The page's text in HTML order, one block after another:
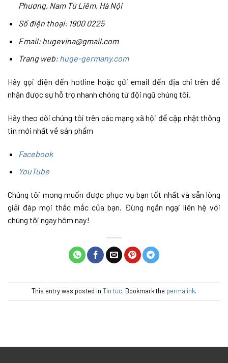
Phương, Nam Từ Liêm, Hà Nội
Số điện thoại: 1900 0225
Email: hugevina@gmail.com
Trang web:huge-germany.com
Hãy gọi điện đến hotline hoặc gửi email đến địa chỉ trên để
nhận được sự hỗ trợ nhanh chóng từ đội ngũ chúng tôi.
Hãy theo dõi chúng tôi trên các mạng xã hội để cập nhật thông
tin mới nhất về sản phẩm
Facebook
YouTube
Chúng tôi mong muốn được phục vụ bạn tốt nhất và sẵn lòng
giải đáp mọi thắc mắc của bạn. Đừng ngần ngại liên hệ với
chúng tôi ngay hôm nay!
This entry was posted in Tin tức. Bookmark the permalink.